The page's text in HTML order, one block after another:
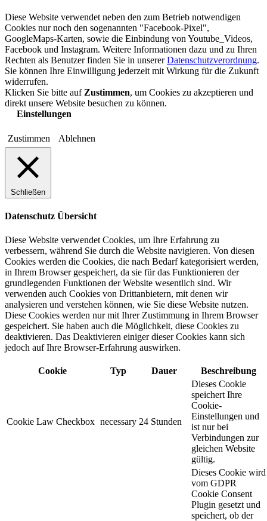
Diese Website verwendet neben den zum Betrieb notwendigen
Cookies nur noch den sogenannten "Facebook-Pixel",
GoogleMaps-Karten, sowie die Einbindung von Youtube_Videos,
Facebook und Instagram. Weitere Informationen dazu und zu Ihren
Rechten als Benutzer finden Sie in unsererDatenschutzverordnung.
Sie können Ihre Einwilligung jederzeit mit Wirkung für die Zukunft
widerrufen.
Klicken Sie bitte auf Zustimmen, um Cookies zu akzeptieren und
direkt unsere Website besuchen zu können.
Einstellungen
Zustimmen Ablehnen
Schließen
Datenschutz Übersicht
Diese Website verwendet Cookies, um Ihre Erfahrung zu
verbessern, während Sie durch die Website navigieren. Von diesen
Cookies werden die Cookies, die nach Bedarf kategorisiert werden,
in Ihrem Browser gespeichert, da sie für das Funktionieren der
grundlegenden Funktionen der Website wesentlich sind. Wir
verwenden auch Cookies von Drittanbietern, mit denen wir
analysieren und verstehen können, wie Sie diese Website nutzen.
Diese Cookies werden nur mit Ihrer Zustimmung in Ihrem Browser
gespeichert. Sie haben auch die Möglichkeit, diese Cookies zu
deaktivieren. Das Deaktivieren einiger dieser Cookies kann sich
jedoch auf Ihre Browser-Erfahrung auswirken.
Cookie Typ Dauer Beschreibung
Cookie Law Checkbox necessary 24 Stunden
Dieses Cookie
speichert Ihre
Cookie-
Einstellungen und
ist nur bei
Verbindungen zur
gleichen Website
gültig.
Dieses Cookie wird
vom GDPR
Cookie Consent
Plugin gesetzt und
speichert, ob der